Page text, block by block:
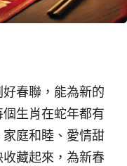
春聯，能為新的
生肖在蛇年都有
庭和睦、愛情甜
藏起來，為新春